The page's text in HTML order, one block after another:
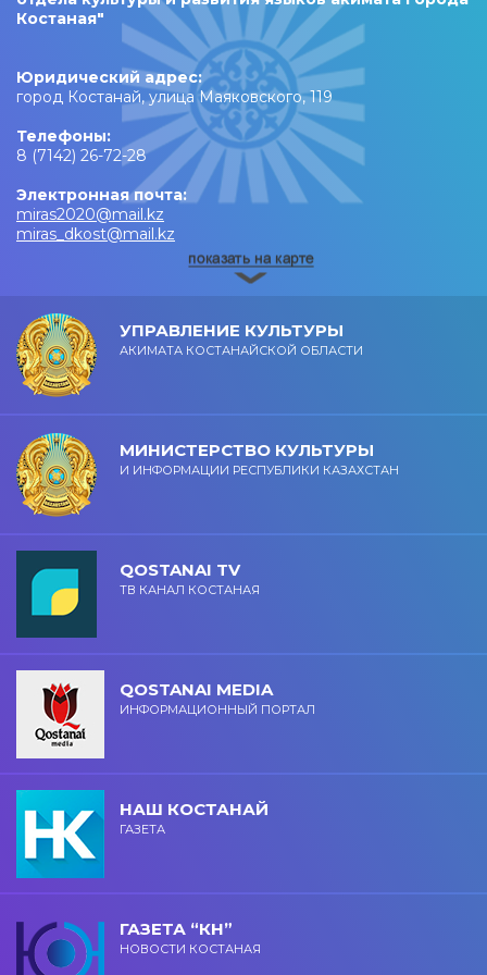
Костаная"
Юридический адрес:
город Костанай, улица Маяковского, 119
Телефоны:
8 (7142) 26-72-28
Электронная почта:
miras2020@mail.kz
miras_dkost@mail.kz
УПРАВЛЕНИЕ КУЛЬТУРЫ
АКИМАТА КОСТАНАЙСКОЙ ОБЛАСТИ
МИНИСТЕРСТВО КУЛЬТУРЫ
И ИНФОРМАЦИИ РЕСПУБЛИКИ КАЗАХСТАН
QOSTANAI TV
ТВ КАНАЛ КОСТАНАЯ
QOSTANAI MEDIA
ИНФОРМАЦИОННЫЙ ПОРТАЛ
НАШ КОСТАНАЙ
ГАЗЕТА
ГАЗЕТА “КН”
НОВОСТИ КОСТАНАЯ